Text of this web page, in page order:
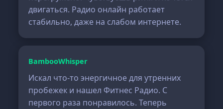
двигаться. Радио онлайн работает
стабильно, даже на слабом интернете.
BambooWhisper
Искал что-то энергичное для утренних
пробежек и нашел Фитнес Радио. С
первого раза понравилось. Теперь